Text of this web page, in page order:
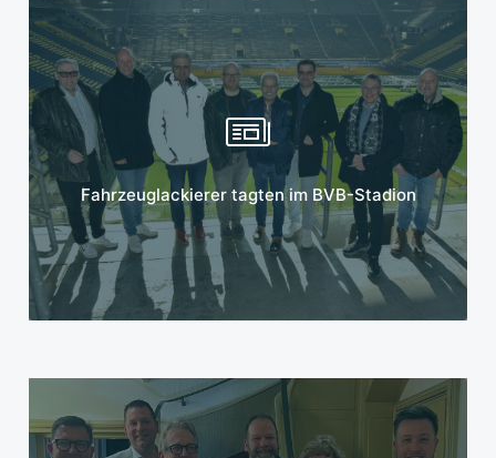
Fahrzeuglackierer tagten im BVB-Stadion
Mehr erfahren